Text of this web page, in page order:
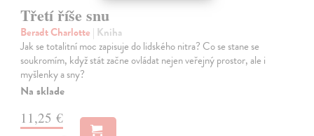
Třetí říše snu
Beradt Charlotte | Kniha
Jak se totalitní moc zapisuje do lidského nitra? Co se stane se
soukromím, když stát začne ovládat nejen veřejný prostor, ale i
myšlenky a sny?
Na sklade
11,25 €